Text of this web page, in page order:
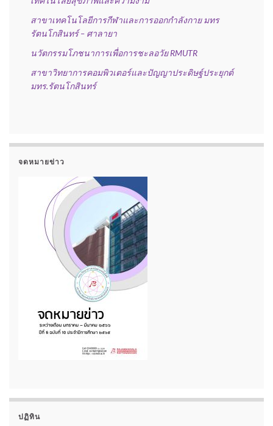
สาขาเทคโนโลยีการกีฬาและการออกกำลังกาย มทร
รัตนโกสินทร์ – ศาลายา
นวัตกรรมโภชนาการเพื่อการชะลอวัย RMUTR
สาขาวิทยาการคอมพิวเตอร์และปัญญาประดิษฐ์ประยุกต์
มทร.รัตนโกสินทร์
จดหมายข่าว
ปฏิทิน